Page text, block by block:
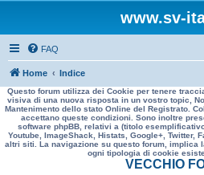
www.sv-
FAQ
Home Indice
Questo forum utilizza dei Cookie per tenere
visiva di una nuova risposta in un vostro topic,
Mantenimento dello stato Online del Registrato.
accettano queste condizioni. Sono inoltre
software phpBB, relativi a (titolo
Youtube, ImageShack, Histats, Google+, Twitter,
altri siti. La navigazione su questo forum, implica
ogni tipologia di cookie
VECCHIO